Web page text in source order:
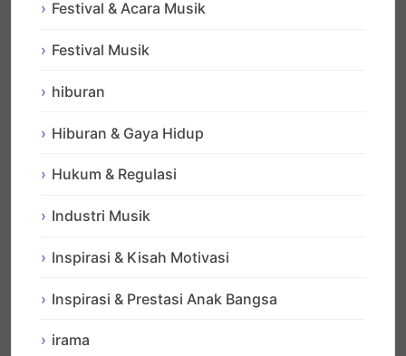
Festival & Acara Musik
Festival Musik
hiburan
Hiburan & Gaya Hidup
Hukum & Regulasi
Industri Musik
Inspirasi & Kisah Motivasi
Inspirasi & Prestasi Anak Bangsa
irama